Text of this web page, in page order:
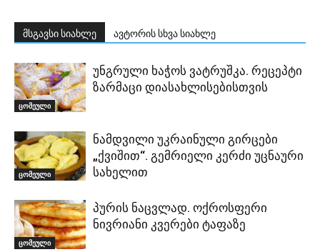
მსგავსი სიახლე ავტორის სხვა სიახლე
ცომეული
უნგრული ხაჭოს ვატრუშკა. რეცეპტი
ზარმაცი დიასახლისებისთვის
ცომეული
ნამდვილი უკრაინული გირცები
„ქვიშით“. გემრიელი კერძი უცნაური
სახელით
ცომეული
პურის ნაცვლად. ოქროსფერი
ნივრიანი კვერები ტაფაზე